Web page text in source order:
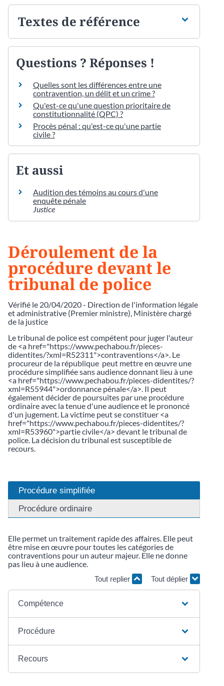
Textes de référence
Questions ? Réponses !
Quelles sont les différences entre une
contravention, un délit et un crime ?
Qu'est-ce qu'une question prioritaire de
constitutionnalité (QPC) ?
Procès pénal : qu'est-ce qu'une partie
civile ?
Et aussi
Audition des témoins au cours d'une
enquête pénale
Justice
Déroulement de la
procédure devant le
tribunal de police
Vérifié le 20/04/2020 - Direction de l'information légale
et administrative (Premier ministre), Ministère chargé
de la justice
Le tribunal de police est compétent pour juger l'auteur
de <a href="https://www.pechabou.fr/pieces-
didentites/?xml=R52311">contraventions</a>. Le
procureur de la république peut mettre en œuvre une
procédure simplifiée sans audience donnant lieu à une
<a href="https://www.pechabou.fr/pieces-didentites/?
xml=R55944">ordonnance pénale</a>. Il peut
également décider de poursuites par une procédure
ordinaire avec la tenue d'une audience et le prononcé
d'un jugement. La victime peut se constituer <a
href="https://www.pechabou.fr/pieces-didentites/?
xml=R53960">partie civile</a> devant le tribunal de
police. La décision du tribunal est susceptible de
recours.
Procédure simplifiée
Procédure ordinaire
Elle permet un traitement rapide des affaires. Elle peut
être mise en œuvre pour toutes les catégories de
contraventions pour un auteur majeur. Elle ne donne
pas lieu à une audience.
Tout replier Tout déplier
Compétence
Procédure
Recours